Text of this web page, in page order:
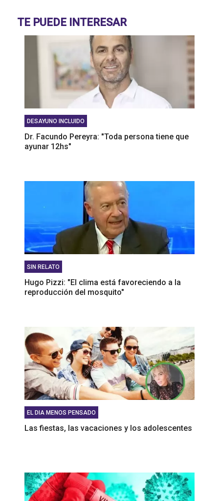
pendiente de lo que sucede en Cosquín"
TE PUEDE INTERESAR
DESAYUNO INCLUIDO
Dr. Facundo Pereyra: "Toda persona tiene que
ayunar 12hs"
SIN RELATO
Hugo Pizzi: "El clima está favoreciendo a la
reproducción del mosquito"
EL DIA MENOS PENSADO
Las fiestas, las vacaciones y los adolescentes